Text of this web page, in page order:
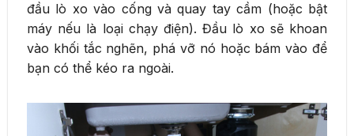
đầu lò xo vào cống và quay tay cầm (hoặc bật
máy nếu là loại chạy điện). Đầu lò xo sẽ khoan
vào khối tắc nghẽn, phá vỡ nó hoặc bám vào để
bạn có thể kéo ra ngoài.